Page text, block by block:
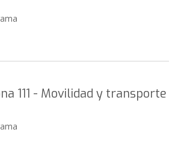
111 - Movilidad y transporte